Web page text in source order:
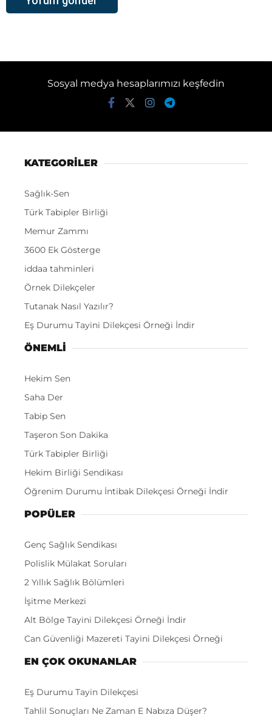
Sosyal medya hesaplarımızı keşfedin
KATEGORİLER
Sağlık-Sen
Türk Tabipler Birliği
Memur Zammı
3600 Ek Gösterge
iddaa tahminleri
Örnek Dilekçeler
Tutanak Nasıl Yazılır?
Eş Durumu Tayini Dilekçesi Örneği İndir
ÖNEMLI
Hekim Sen
Saha Der
Tabip Sen
Taşeron Son Dakika
Türk Tabipler Birliği
Hekim Birliği Sendikası
Öğrenim Durumu İntibak Dilekçesi Örneği İndir
POPÜLER
Genç Sağlık Sendikası
Polislik Mülakat Soruları
2 Yıllık Sağlık Bölümleri
İşitme Merkezi
Alt Bölge Tayini Dilekçesi Örneği İndir
Can Güvenliği Mazereti Tayini Dilekçesi Örneği
EN ÇOK OKUNANLAR
Eş Durumu Tayin Dilekçesi
Tahlil Sonuçları Ne Zaman E Nabıza Düşer?